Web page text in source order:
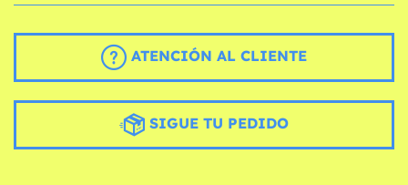
ATENCIÓN AL CLIENTE
SIGUE TU PEDIDO